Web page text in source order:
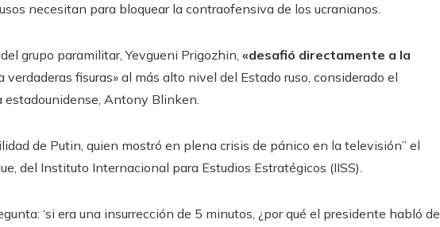
necesitan para bloquear la contraofensiva de los ucranianos.
grupo paramilitar, Yevgueni Prigozhin, «desafió directamente a la
verdaderas fisuras» al más alto nivel del Estado ruso, considerado el
Antony Blinken.
de Putin, quien mostró en plena crisis de pánico en la televisión” el
del Instituto Internacional para Estudios Estratégicos (IISS).
‘si era una insurrección de 5 minutos, ¿por qué el presidente habló de